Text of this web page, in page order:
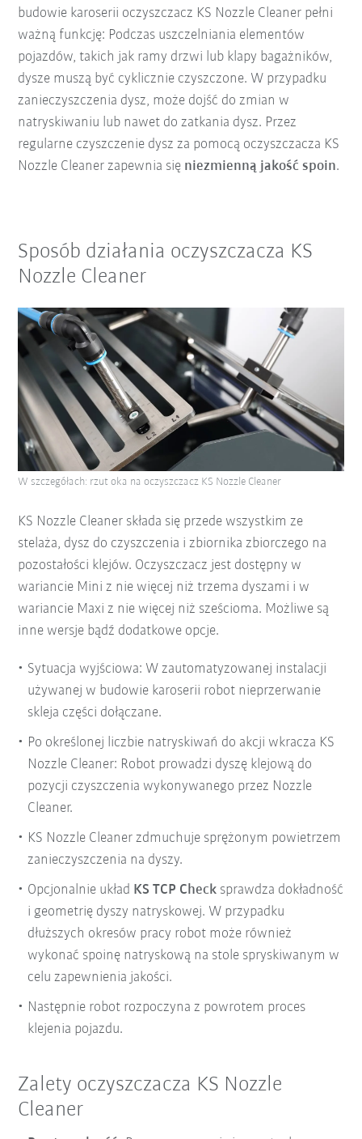
budowie karoserii oczyszczacz KS Nozzle Cleaner pełni
ważną funkcję: Podczas uszczelniania elementów
pojazdów, takich jak ramy drzwi lub klapy bagażników,
dysze muszą być cyklicznie czyszczone. W przypadku
zanieczyszczenia dysz, może dojść do zmian w
natryskiwaniu lub nawet do zatkania dysz. Przez
regularne czyszczenie dysz za pomocą oczyszczacza KS
Nozzle Cleaner zapewnia się niezmienną jakość spoin.
Sposób działania oczyszczacza KS
Nozzle Cleaner
KS Nozzle Cleaner składa się przede wszystkim ze
stelaża, dysz do czyszczenia i zbiornika zbiorczego na
pozostałości klejów. Oczyszczacz jest dostępny w
wariancie Mini z nie więcej niż trzema dyszami i w
wariancie Maxi z nie więcej niż sześcioma. Możliwe są
inne wersje bądź dodatkowe opcje.
Sytuacja wyjściowa: W zautomatyzowanej instalacji
używanej w budowie karoserii robot nieprzerwanie
skleja części dołączane.
Po określonej liczbie natryskiwań do akcji wkracza KS
Nozzle Cleaner: Robot prowadzi dyszę klejową do
pozycji czyszczenia wykonywanego przez Nozzle
Cleaner.
KS Nozzle Cleaner zdmuchuje sprężonym powietrzem
zanieczyszczenia na dyszy.
Opcjonalnie układ KS TCP Check sprawdza dokładność
i geometrię dyszy natryskowej. W przypadku
dłuższych okresów pracy robot może również
wykonać spoinę natryskową na stole spryskiwanym w
celu zapewnienia jakości.
Następnie robot rozpoczyna z powrotem proces
klejenia pojazdu.
W szczegółach: rzut oka na oczyszczacz KS Nozzle Cleaner
Zalety oczyszczacza KS Nozzle
Cleaner